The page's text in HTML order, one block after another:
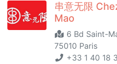
串意无限
Mao
6 Bd Saint-
75010 Paris
+33 1 40 18